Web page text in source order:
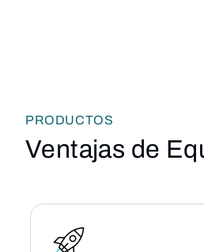
PRODUCTOS
Ventajas de